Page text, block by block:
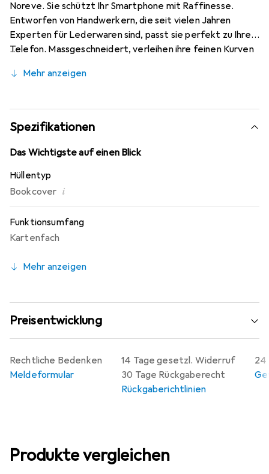
Noreve. Sie schützt Ihr Smartphone mit Raffinesse.
Entworfen von Handwerkern, die seit vielen Jahren
Experten für Lederwaren sind, passt sie perfekt zu Ihrem
Telefon. Massgeschneidert, verleihen ihre feinen Kurven
integralen Accessoire für Ihr Smartphone. International
Noreve eine sichere Wahl für eine anspruchsvolle Klientel.
Mehr anzeigen
Spezifikationen
Das Wichtigste auf einen Blick
Hüllentyp
Bookcover i
Funktionsumfang
Kartenfach
Mehr anzeigen
Preisentwicklung
14 Tage gesetzl. Widerruf
30 Tage Rückgaberecht
Rückgaberichtlinien
24
Rechtliche Bedenken
Meldeformular
Produkte vergleichen